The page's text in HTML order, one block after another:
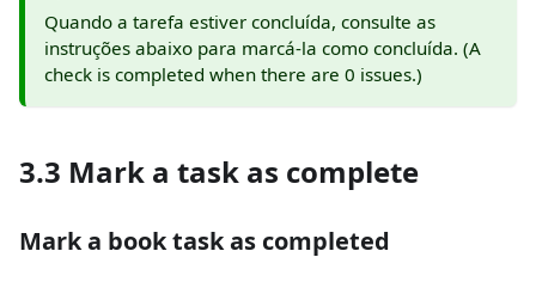
Quando a tarefa estiver concluída, consulte as
instruções abaixo para marcá-la como concluída. (A
check is completed when there are 0 issues.)
3.3 Mark a task as complete
Mark a book task as completed